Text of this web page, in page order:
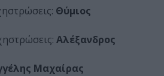
Θύμιος
Αλέξανδρος
Μαχαίρας